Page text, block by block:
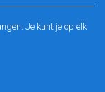
Je kunt je op elk